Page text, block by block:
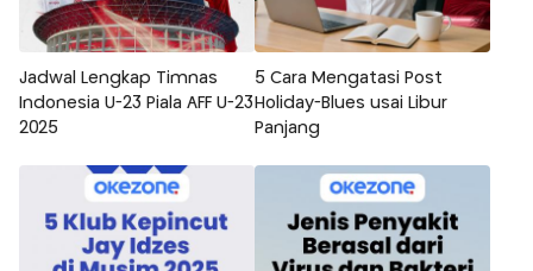
Jadwal Lengkap Timnas
Indonesia U-23 Piala AFF U-23
2025
5 Cara Mengatasi Post
Holiday-Blues usai Libur
Panjang